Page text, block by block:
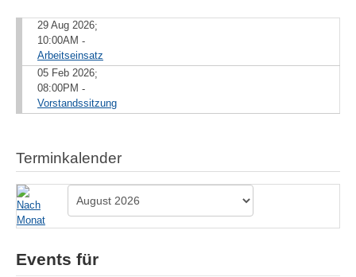
29 Aug 2026;
10:00AM -
Arbeitseinsatz
05 Feb 2026;
08:00PM -
Vorstandssitzung
Terminkalender
Events für